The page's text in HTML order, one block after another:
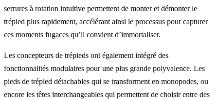
serrures à rotation intuitive permettent de monter et démonter le
trépied plus rapidement, accélérant ainsi le processus pour capturer
ces moments fugaces qu’il convient d’immortaliser.
Les concepteurs de trépieds ont également intégré des
fonctionnalités modulaires pour une plus grande polyvalence. Les
pieds de trépied détachables qui se transforment en monopodes, ou
encore les têtes interchangeables qui permettent de choisir entre des